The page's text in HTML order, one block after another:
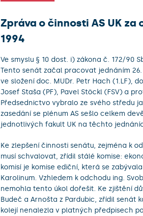
Zpráva o činnosti AS UK za
1994
Ve smyslu § 10 dost. i) zákona č. 172/90
Tento senát začal pracovat jednáním
ve složení doc. MUDr. Petr Hach (1.LF),
Josef Staša (PF), Pavel Stöckl (FSV) a
Předsednictvo vybralo ze svého středu
zasedání se plénum AS sešlo celkem
jednotlivých fakult UK na těchto
Ke zlepšení činnosti senátu, zejména k
musí schvalovat, zřídil stálé komise:
komisí je komise ediční, která se
Karolinum. Vzhledem k odchodu ing.
nemohla tento úkol dořešit. Ke zjištění
Budeč a Arnošta z Pardubic, zřídil senát
kolejí nenalezla v platných předpisech